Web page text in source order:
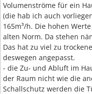
Volumenströme für ein
(die hab ich auch
165m³/h. Die hohen
alten Norm. Da stehen
Das hat zu viel zu
deswegen angepasst.
- die Zu- und Abluft im
der Raum nicht wie die
Schallschutz werden die